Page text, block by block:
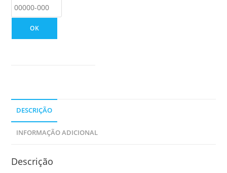
OK
DESCRIÇÃO
INFORMAÇÃO ADICIONAL
Descrição